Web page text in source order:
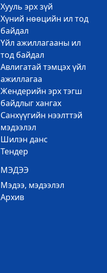
Хууль эрх зүй
Хүний нөөцийн ил тод
байдал
Үйл ажиллагааны ил
тод байдал
Авлигатай тэмцэх үйл
ажиллагаа
Жендерийн эрх тэгш
байдлыг хангах
Санхүүгийн нээлттэй
мэдээлэл
Шилэн данс
Тендер
МЭДЭЭ
Mэдээ, мэдээлэл
Архив